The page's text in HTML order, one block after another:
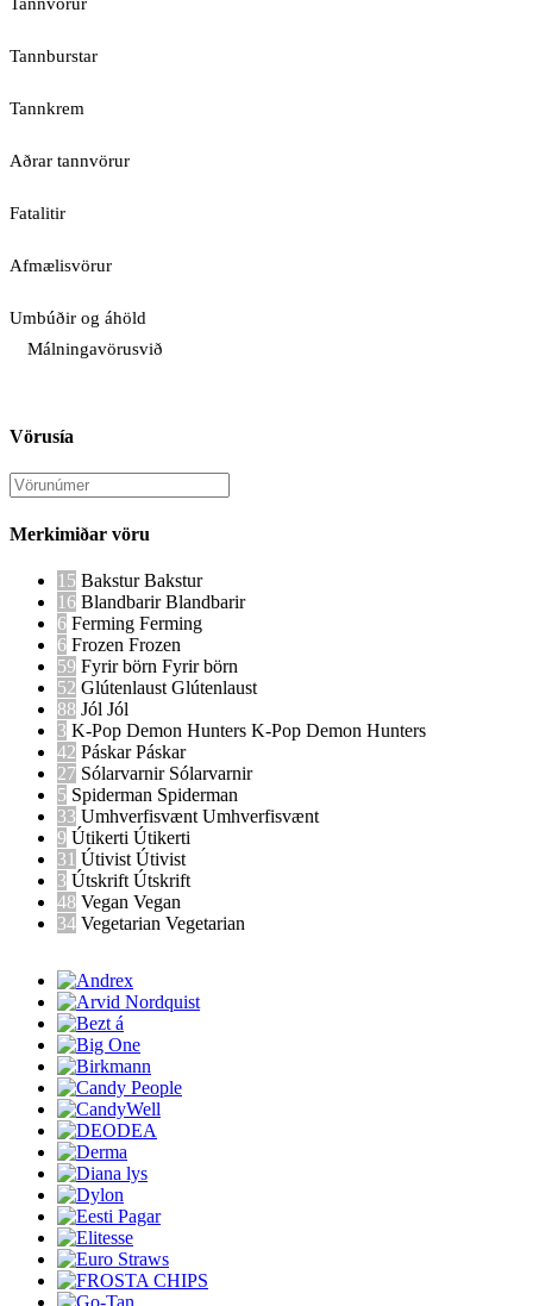
Tannburstar
Tannkrem
Aðrar tannvörur
Fatalitir
Afmælisvörur
Umbúðir og áhöld
Málningavörusvið
Vörusía
Merkimiðar vöru
15 BaksturBakstur
16 BlandbarirBlandbarir
6 Ferming Ferming
6 Frozen Frozen
59 Fyrir börn Fyrir börn
52 Glútenlaust Glútenlaust
88 Jól Jól
3 K-Pop Demon Hunters K-Pop Demon Hunters
42 PáskarPáskar
27 Sólarvarnir Sólarvarnir
5 Spiderman Spiderman
33 Umhverfisvænt Umhverfisvænt
9 Útikerti Útikerti
31 Útivist Útivist
3 Útskrift Útskrift
48 Vegan Vegan
34 Vegetarian Vegetarian